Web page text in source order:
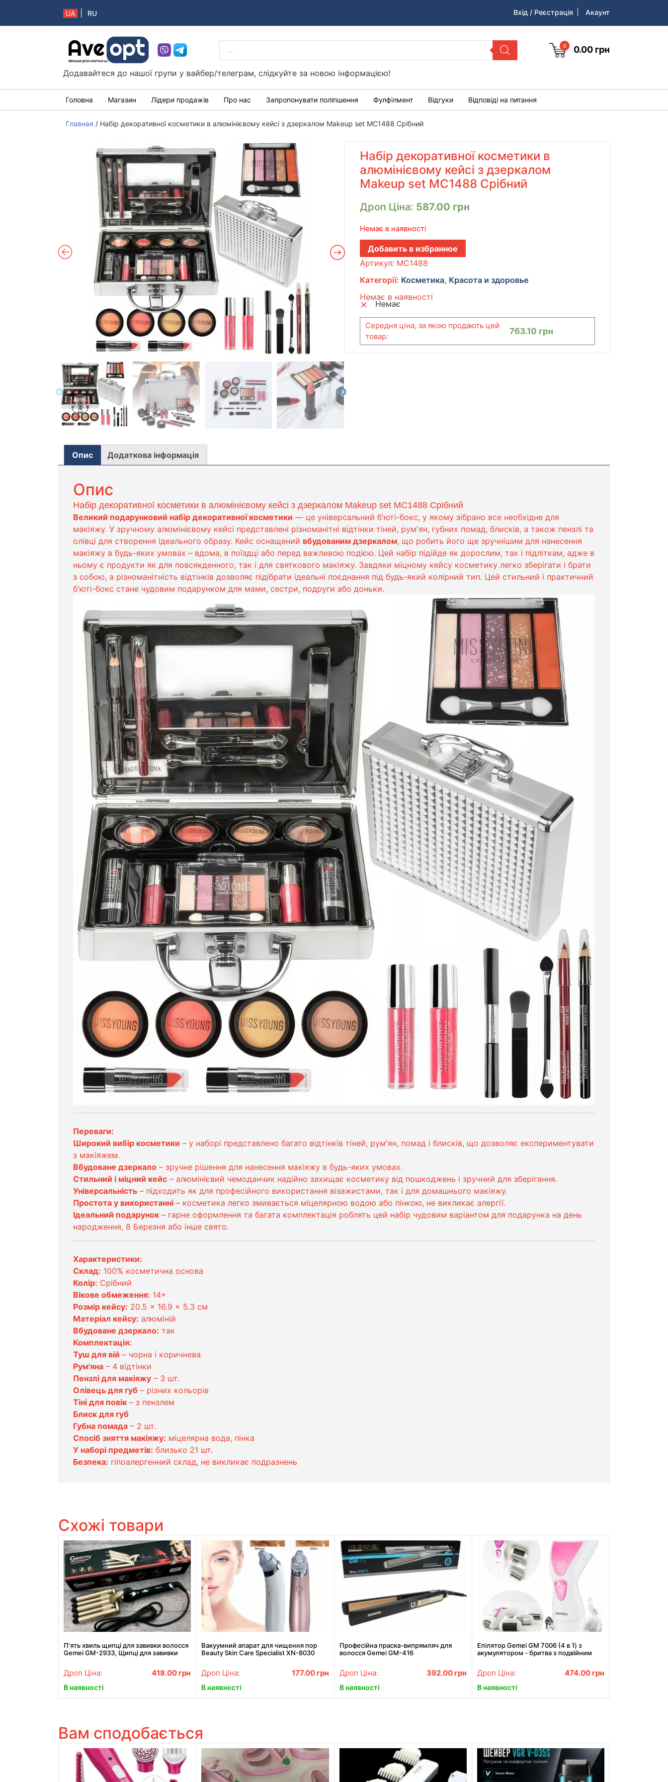
UA RU Вхід / Реєстрація Акаунт
Aveopt – оптова дропшипінг платформа в Україні
PRODUCTS
SEARCH
0 0.00 грн
Додавайтеся до нашої групи у вайбер/телеграм, слідкуйте за новою інформацією!
Головна Магазин Лідери продажів Про нас Запропонувати поліпшення Фулфілмент Відгуки Відповіді на питання
Главная / Набір декоративної косметики в алюмінієвому кейсі з дзеркалом Makeup set MC1488 Срібний
Набір декоративної косметики в
алюмінієвому кейсі з дзеркалом
Makeup set MC1488 Срібний
Дроп Ціна: 587.00 грн
Немає в наявності
Добавить в избранное
Артикул: MC1488
Категорії: Косметика, Красота и здоровье
Немає в наявності
Немає
Середня ціна, за якою продають цей
товар:
763.10 грн
Опис Додаткова інформація
Опис
Набір декоративної косметики в алюмінієвому кейсі з дзеркалом Makeup set MC1488 Срібний
Великий подарунковий набір декоративної косметики — це універсальний б'юті-бокс, у якому зібрано все необхідне для
макіяжу. У зручному алюмінієвому кейсі представлені різноманітні відтінки тіней, рум'ян, губних помад, блисків, а також пензлі та
олівці для створення ідеального образу. Кейс оснащений вбудованим дзеркалом, що робить його ще зручнішим для нанесення
макіяжу в будь-яких умовах – вдома, в поїздці або перед важливою подією. Цей набір підійде як дорослим, так і підліткам, адже в
ньому є продукти як для повсякденного, так і для святкового макіяжу. Завдяки міцному кейсу косметику легко зберігати і брати
з собою, а різноманітність відтінків дозволяє підібрати ідеальні поєднання під будь-який колірний тип. Цей стильний і практичний
б'юті-бокс стане чудовим подарунком для мами, сестри, подруги або доньки.
Переваги:
Широкий вибір косметики – у наборі представлено багато відтінків тіней, рум'ян, помад і блисків, що дозволяє експериментувати
з макіяжем.
Вбудоване дзеркало – зручне рішення для нанесення макіяжу в будь-яких умовах.
Стильний і міцний кейс – алюмінієвий чемоданчик надійно захищає косметику від пошкоджень і зручний для зберігання.
Універсальність – підходить як для професійного використання візажистами, так і для домашнього макіяжу.
Простота у використанні – косметика легко змивається міцелярною водою або пінкою, не викликає алергії.
Ідеальний подарунок – гарне оформлення та багата комплектація роблять цей набір чудовим варіантом для подарунка на день
народження, 8 Березня або інше свято.
Характеристики:
Склад: 100% косметична основа
Колір: Срібний
Вікове обмеження: 14+
Розмір кейсу: 20.5 × 16.9 × 5.3 см
Матеріал кейсу: алюміній
Вбудоване дзеркало: так
Комплектація:
Туш для вій – чорна і коричнева
Рум'яна – 4 відтінки
Пензлі для макіяжу – 3 шт.
Олівець для губ – різних кольорів
Тіні для повік – з пензлем
Блиск для губ
Губна помада – 2 шт.
Спосіб зняття макіяжу: міцелярна вода, пінка
У наборі предметів: близько 21 шт.
Безпека: гіпоалергенний склад, не викликає подразнень
Схожі товари
П'ять хвиль щипці для завивки волосся
Gemei GM-2933, Щипці для завивки
Дроп Ціна: 418.00 грн
В наявності
Вакуумний апарат для чищення пор
Beauty Skin Care Specialist XN-8030
Дроп Ціна: 177.00 грн
В наявності
Професійна праска-випрямляч для
волосся Gemei GM-416
Дроп Ціна: 392.00 грн
В наявності
Епілятор Gemei GM 7006 (4 в 1) з
акумулятором - бритва з подвійним
Дроп Ціна: 474.00 грн
В наявності
Вам сподобається